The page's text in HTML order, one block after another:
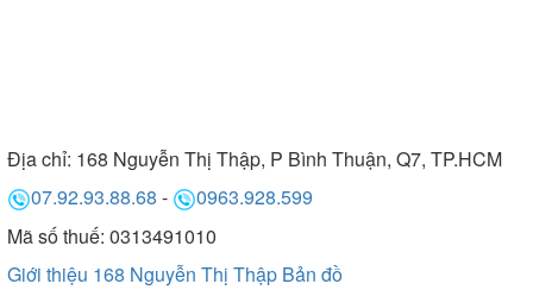
Địa chỉ: 168 Nguyễn Thị Thập, P Bình Thuận, Q7, TP.HCM
07.92.93.88.68 -
0963.928.599
Mã số thuế: 0313491010
Giới thiệu 168 Nguyễn Thị Thập Bản đồ